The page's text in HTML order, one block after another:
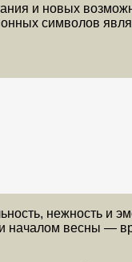
и новых
символов
нежность и
началом весны —